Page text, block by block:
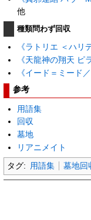
他
種類問わず回収
《ラトリエ ＜ハリ
《天龍神の翔天 ピ
《イード＝ミード
参考
用語集
回収
墓地
リアニメイト
タグ: 用語集 墓地回